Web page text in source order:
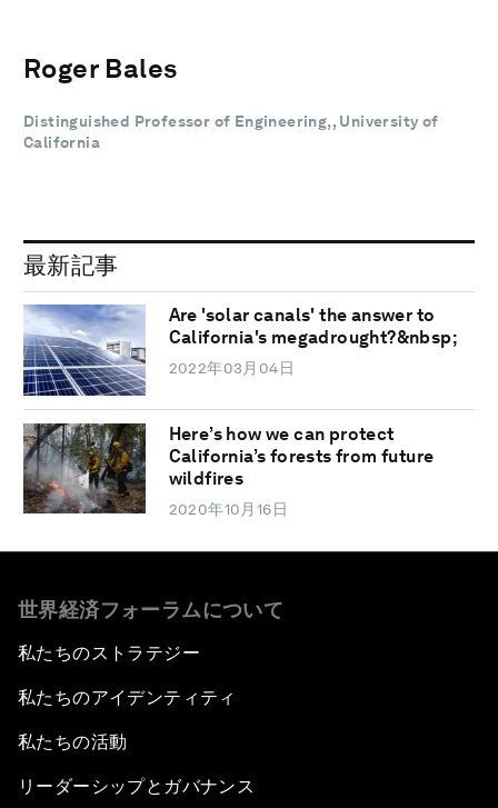
Roger Bales
Distinguished Professor of Engineering,, University of
California
最新記事
Are 'solar canals' the answer to
California's megadrought?&nbsp;
2022年03月04日
Here’s how we can protect
California’s forests from future
wildfires
2020年10月16日
世界経済フォーラムについて
私たちのストラテジー
私たちのアイデンティティ
私たちの活動
リーダーシップとガバナンス